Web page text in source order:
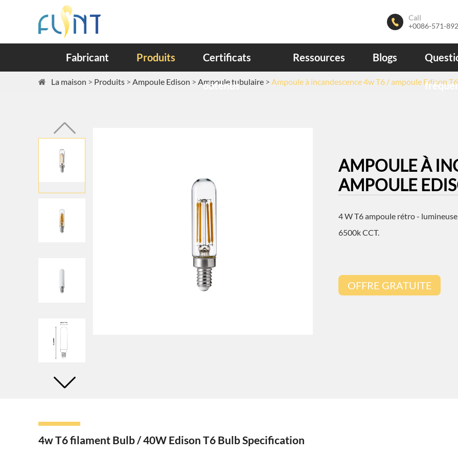

Call
+0086-571-
Fabricant Produits Certificats
obtenus
Ressources Blogs
La maison Produits Ampoule Edison Ampoule tubulaire Ampoule à incandescence 4w T6 / ampoule Edison
AMPOULE À
AMPOULE
4 W T6 ampoule rétro -
6500k CCT.
OFFRE GRATUITE
4w T6 filament Bulb / 40W Edison T6 Bulb Specification